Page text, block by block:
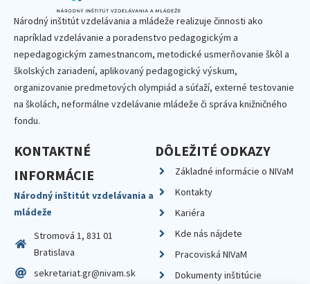
Národný inštitút vzdelávania a mládeže realizuje činnosti ako
napríklad vzdelávanie a poradenstvo pedagogickým a
nepedagogickým zamestnancom, metodické usmerňovanie škôl a
školských zariadení, aplikovaný pedagogický výskum,
organizovanie predmetových olympiád a súťaží, externé testovanie
na školách, neformálne vzdelávanie mládeže či správa knižničného
fondu.
KONTAKTNÉ
INFORMÁCIE
Národný inštitút vzdelávania a
mládeže
Stromová 1, 831 01
Bratislava
sekretariat.gr@nivam.sk
DÔLEŽITÉ ODKAZY
Základné informácie o NIVaM
Kontakty
Kariéra
Kde nás nájdete
Pracoviská NIVaM
Dokumenty inštitúcie